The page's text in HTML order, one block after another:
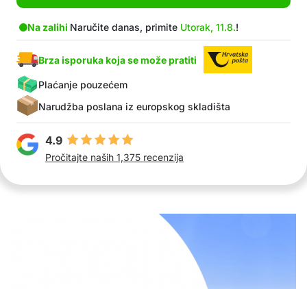
Na zalihi Naručite danas, primite Utorak, 11.8.!
Brza isporuka koja se može pratiti
Plaćanje pouzećem
Narudžba poslana iz europskog skladišta
4.9
Pročitajte naših 1,375 recenzija